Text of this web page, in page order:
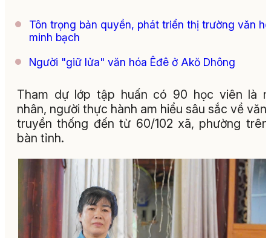
Tôn trọng bản quyền, phát triển thị trường văn
minh bạch
Người "giữ lửa" văn hóa Êđê ở Akŏ Dhông
Tham dự lớp tập huấn có 90 học viên là
nhân, người thực hành am hiểu sâu sắc về văn
truyền thống đến từ 60/102 xã, phường
bàn tỉnh.